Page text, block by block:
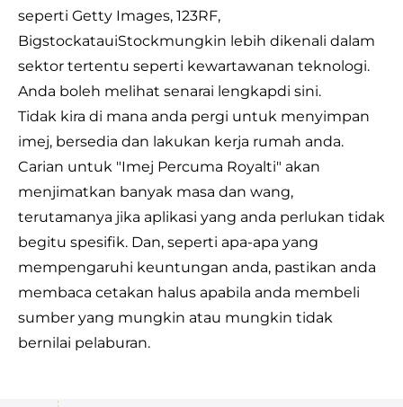
seperti Getty Images, 123RF,
BigstockatauiStockmungkin lebih dikenali dalam
sektor tertentu seperti kewartawanan teknologi.
Anda boleh melihat senarai lengkapdi sini.
Tidak kira di mana anda pergi untuk menyimpan
imej, bersedia dan lakukan kerja rumah anda.
Carian untuk "Imej Percuma Royalti" akan
menjimatkan banyak masa dan wang,
terutamanya jika aplikasi yang anda perlukan tidak
begitu spesifik. Dan, seperti apa-apa yang
mempengaruhi keuntungan anda, pastikan anda
membaca cetakan halus apabila anda membeli
sumber yang mungkin atau mungkin tidak
bernilai pelaburan.